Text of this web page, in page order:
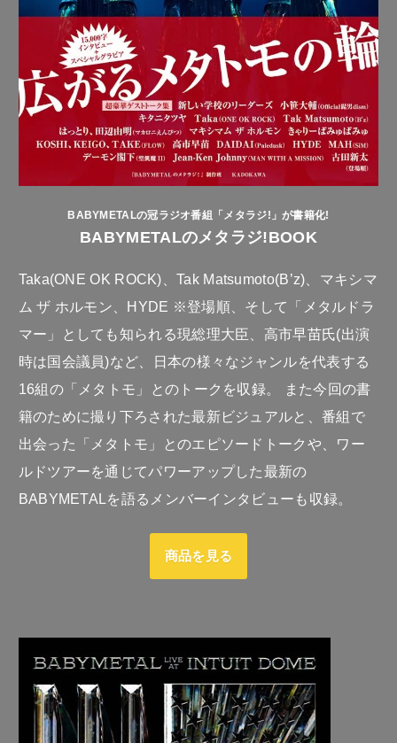
BABYMETALの冠ラジオ番組「メタラジ!」が書籍化!
BABYMETALのメタラジ!BOOK
Taka(ONE OK ROCK)、Tak Matsumoto(B’z)、マキシマ
ム ザ ホルモン、HYDE ※登場順、そして「メタルドラ
マー」としても知られる現総理大臣、高市早苗氏(出演
時は国会議員)など、日本の様々なジャンルを代表する
16組の「メタトモ」とのトークを収録。 また今回の書
籍のために撮り下ろされた最新ビジュアルと、番組で
出会った「メタトモ」とのエピソードトークや、ワー
ルドツアーを通じてパワーアップした最新の
BABYMETALを語るメンバーインタビューも収録。
商品を見る